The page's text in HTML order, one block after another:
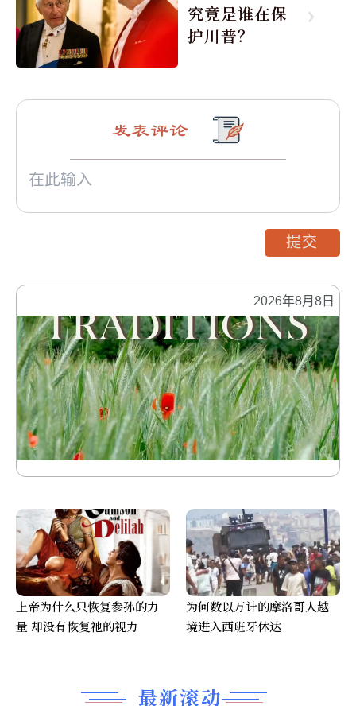
究竟是谁在保
护川普？
2026年8月8日
最新滚动
发表评论
提交
上帝为什么只恢复参孙的力
量 却没有恢复祂的视力
为何数以万计的摩洛哥人越
境进入西班牙休达